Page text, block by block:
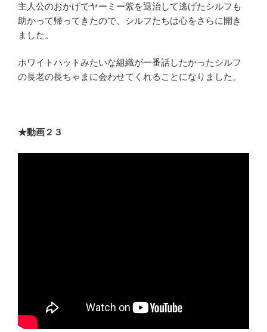
主人公のおかげでヤーミー紫を退治して逃げたシルフも
助かって帰ってきたので、シルフたちは心をさらに開き
ました。
ホワイトハットみたいな組織が一番話したかったシルフ
の長老の長ちゃまに会わせてくれることになりました。
★動画２３